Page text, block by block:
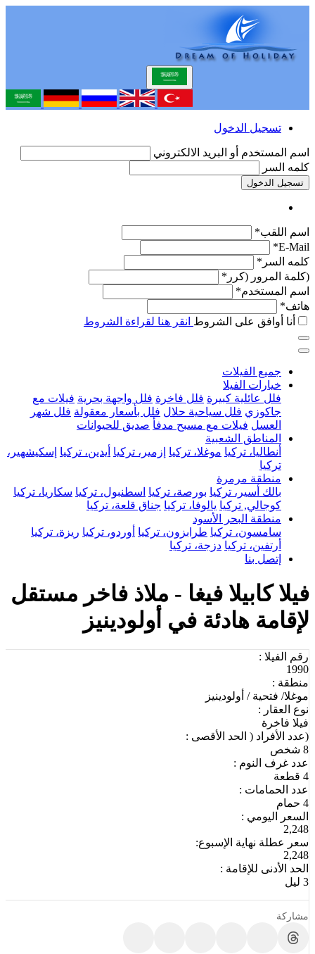
تسجيل الدخول
اسم المستخدم أو البريد الالكتروني
كلمه السر
تسجيل الدخول
اسم اللقب*
E-Mail*
كلمه السر*
(كلمة المرور (كرر*
اسم المستخدم*
هاتف*
أنا أوافق على الشروط انقر هنا لقراءة الشروط
جميع الفيلات
خيارات الفيلا
فلل عائلية كبيرة فلل فاخرة فلل واجهة بحرية فيلات مع
جاكوزي فلل سياحية حلال فلل بأسعار معقولة فلل شهر
العسل فيلات مع مسبح مدفأ صديق للحيوانات
المناطق الشعبية
أنطاليا، تركيا موغلا، تركيا إزمير، تركيا أيدين، تركيا إسكيشهير،
تركيا
منطقة مرمرة
بالك أسير، تركيا بورصة، تركيا اسطنبول، تركيا سكاريا، تركيا
كوجالي, تركيا يالوفا، تركيا جناق قلعة، تركيا
منطقة البحر الأسود
سامسون، تركيا طرابزون، تركيا أوردو، تركيا ريزة، تركيا
أرتفين، تركيا دزجة، تركيا
إتصل بنا
فيلا كابيلا فيغا - ملاذ فاخر مستقل
لإقامة هادئة في أولودينيز
رقم الفيلا :
1990
منطقة :
موغلا/ فتحية / أولودينيز
نوع العقار :
فيلا فاخرة
(عدد الأفراد ( الحد الأقصى :
8 شخص
عدد غرف النوم :
4 قطعة
عدد الحمامات :
4 حمام
السعر اليومي :
2,248
سعر عطلة نهاية الإسبوع:
2,248
الحد الأدنى للإقامة :
3 ليل
مشاركة